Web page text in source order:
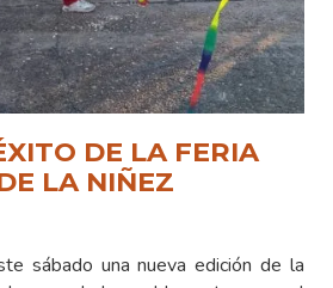
DE LA FERIA
LA NIÑEZ
sábado una nueva edición de la